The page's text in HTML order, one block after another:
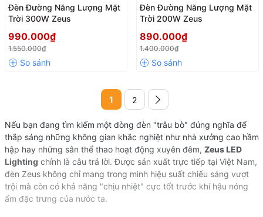
Đèn Đường Năng Lượng Mặt
Trời 300W Zeus
990.000₫
1.550.000₫
Đèn Đường Năng Lượng Mặt
Trời 200W Zeus
890.000₫
1.400.000₫
1 2
Nếu bạn đang tìm kiếm một dòng đèn "trâu bò" đúng nghĩa để
thắp sáng những không gian khắc nghiệt như nhà xưởng cao hầm
hập hay những sân thể thao hoạt động xuyên đêm, Zeus LED
Lighting chính là câu trả lời. Được sản xuất trực tiếp tại Việt Nam,
đèn Zeus không chỉ mang trong mình hiệu suất chiếu sáng vượt
trội mà còn có khả năng "chịu nhiệt" cực tốt trước khí hậu nóng
ẩm đặc trưng của nước ta.